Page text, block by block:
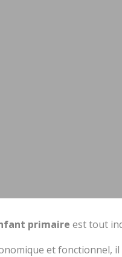
primaire est tout
et fonctionnel,